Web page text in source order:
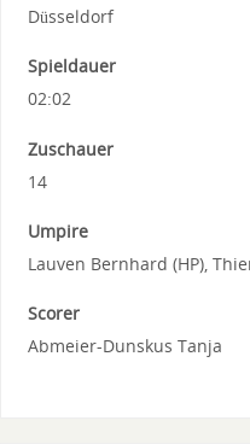
Düsseldorf
Spieldauer
02:02
Zuschauer
14
Umpire
Lauven Bernhard (HP),
Scorer
Abmeier-Dunskus Tanja